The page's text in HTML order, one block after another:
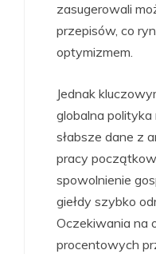
zasugerowali
przepisów, co
optymizmem.
Jednak
globalna polityka
słabsze dane z
pracy
spowolnienie
giełdy szybko
Oczekiwania na
procentowych